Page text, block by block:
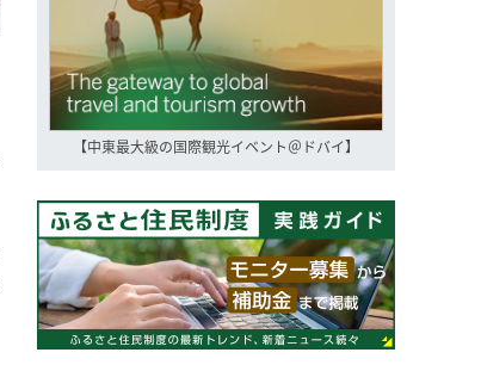
【中東最大級の国際観光イベント＠ドバイ】